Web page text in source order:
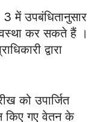
में उपबंधितानुसार
कर सकते हैं ।
द्वारा
को उपार्जित
किए गए वेतन के